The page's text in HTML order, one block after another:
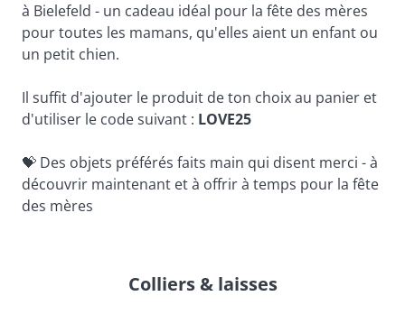
à Bielefeld - un cadeau idéal pour la fête des mères
pour toutes les mamans, qu'elles aient un enfant ou
un petit chien.
Il suffit d'ajouter le produit de ton choix au panier et
d'utiliser le code suivant : LOVE25
💝 Des objets préférés faits main qui disent merci - à
découvrir maintenant et à offrir à temps pour la fête
des mères
Colliers & laisses